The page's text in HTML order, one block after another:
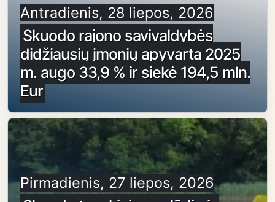
Antradienis, 28 liepos, 2026
Skuodo rajono savivaldybės
didžiausių įmonių apyvarta 2025
m. augo 33,9 % ir siekė 194,5 mln.
Eur
Pirmadienis, 27 liepos, 2026